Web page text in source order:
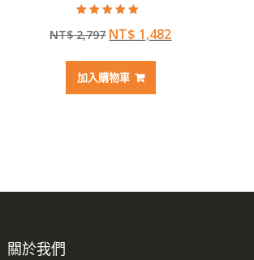
5.00
滿分 5
NT$2,797 原
價
格：
NT$ 1,482目
加入購物車
關於我們